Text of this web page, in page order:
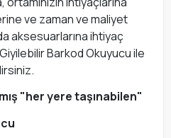
ve zaman ve maliyet
aksesuarlarına ihtiyaç
Barkod Okuyucu ile
"her yere taşınabilen"